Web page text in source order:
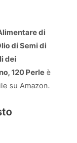
di
di Semi di
dei
120 Perle è
su Amazon.